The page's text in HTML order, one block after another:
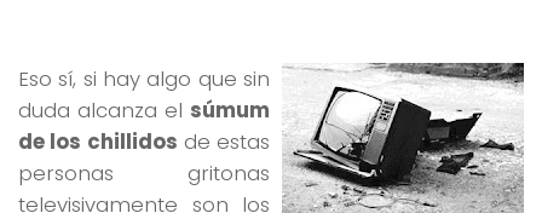
Eso sí, si hay algo que sin
duda alcanza el súmum
de los chillidos de estas
personas gritonas
televisivamente son los